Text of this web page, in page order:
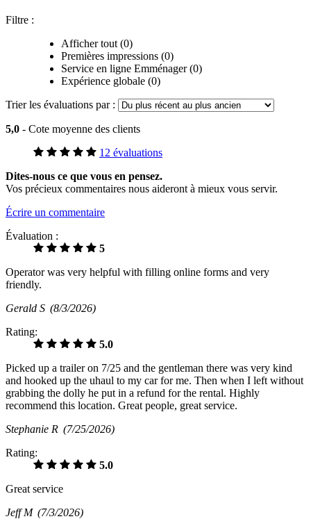
Filtre :
Afficher tout (0)
Premières impressions (0)
Service en ligne Emménager (0)
Expérience globale (0)
Trier les évaluations par :
5,0 - Cote moyenne des clients
12 évaluations
Dites-nous ce que vous en pensez.
Vos précieux commentaires nous aideront à mieux vous servir.
Écrire un commentaire
Évaluation :
5
Operator was very helpful with filling online forms and very
friendly.
Gerald S (8/3/2026)
Rating:
5.0
Picked up a trailer on 7/25 and the gentleman there was very kind
and hooked up the uhaul to my car for me. Then when I left without
grabbing the dolly he put in a refund for the rental. Highly
recommend this location. Great people, great service.
Stephanie R (7/25/2026)
Rating:
5.0
Great service
Jeff M (7/3/2026)